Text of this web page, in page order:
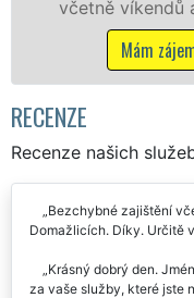
a svátků bez
o vyklízení v
RECENZE
Recenze našich
Bezchybné zajištění
Domažlicích. Díky. Určitě
Krásný dobrý den.
za vaše služby, které jste